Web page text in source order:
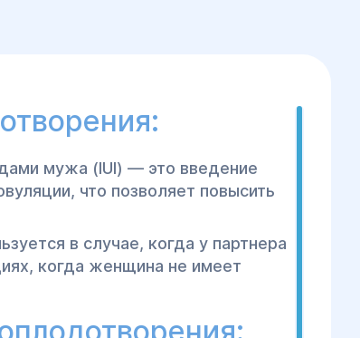
мужа (IUI) — это введение
что позволяет повысить
в случае, когда у партнера
когда женщина не имеет